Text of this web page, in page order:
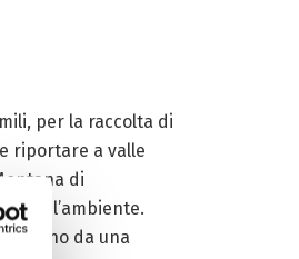
per la raccolta di
riportare a valle
di
per l’ambiente.
da una